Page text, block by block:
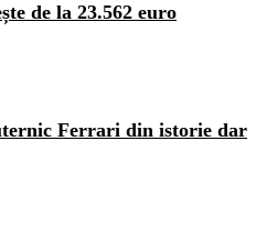
de la 23.562 euro
Ferrari din istorie dar